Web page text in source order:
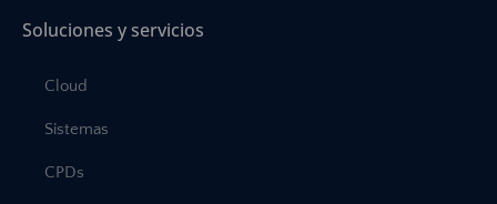
Soluciones y servicios
Cloud
Sistemas
CPDs